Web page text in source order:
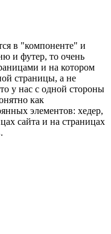
в "компоненте" и
и футер, то очень
и на котором
страницы, а не
у нас с одной стороны
как
элементов: хедер,
сайта и на страницах